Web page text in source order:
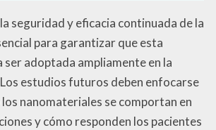
seguridad y eficacia continuada de la
para garantizar que esta
adoptada ampliamente en la
estudios futuros deben enfocarse
nanomateriales se comportan en
y cómo responden los pacientes